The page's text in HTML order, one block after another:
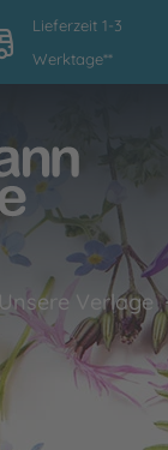
Lieferzeit 1-3
Werktage**
Unsere Verlage